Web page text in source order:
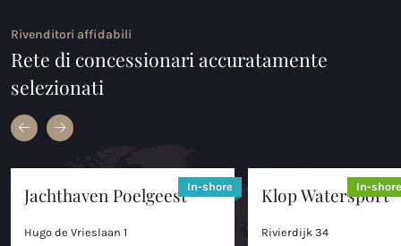
Rivenditori affidabili
Rete di concessionari accuratamente
selezionati
Jachthaven Poelgeest
Hugo de Vrieslaan 1
In-shore Klop Watersport
Rivierdijk 34
In-